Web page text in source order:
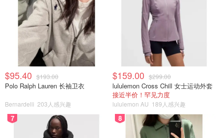
$95.40 $193.00
Polo Ralph Lauren 长袖卫衣
Bernardelli 203人感兴趣
$159.00 $299.00
lululemon Cross Chill 女士运动外套
接近半价！罕见力度
lululemon AU 189人感兴趣
7 8